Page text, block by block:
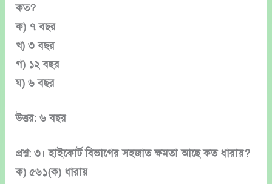
কত?
ক) ৭ বছর
খ) ৩ বছর
গ) ১২ বছর
ঘ) ৬ বছর
উত্তর: ৬ বছর
প্রশ্ন: ৩। হাইকোর্ট বিভাগের সহজাত ক্ষমতা আছে কত ধারায়?
ক) ৫৬১(ক) ধারায়